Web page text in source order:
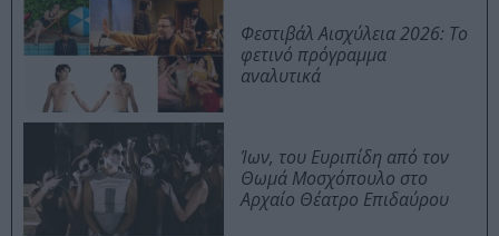
Φεστιβάλ Αισχύλεια 2026: Το
φετινό πρόγραμμα
αναλυτικά
Ίων, του Ευριπίδη από τον
Θωμά Μοσχόπουλο στο
Αρχαίο Θέατρο Επιδαύρου